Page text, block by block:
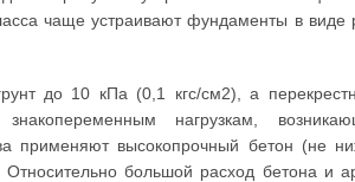
чаще устраивают фундаменты в виде
до 10 кПа (0,1 кгс/см2), а
нагрузкам,
применяют высокопрочный бетон (не
большой расход бетона и